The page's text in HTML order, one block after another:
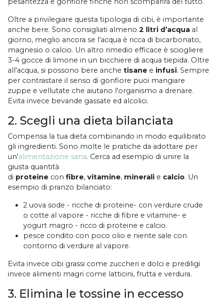
Oltre a privilegiare questa tipologia di cibi, è importante
anche bere. Sono consigliati almeno 2 litri d’acqua al
giorno, meglio ancora se l'acqua è ricca di bicarbonato,
magnesio o calcio. Un altro rimedio efficace è sciogliere
3-4 gocce di limone in un bicchiere di acqua tiepida. Oltre
all'acqua, si possono bere anche tisane e infusi. Sempre
per contrastare il senso di gonfiore puoi mangiare
zuppe e vellutate che aiutano l'organismo a drenare.
Evita invece bevande gassate ed alcolici.
2. Scegli una dieta bilanciata
Compensa la tua dieta combinando in modo equilibrato
gli ingredienti. Sono molte le pratiche da adottare per
un'alimentazione sana. Cerca ad esempio di unire la
giusta quantità
di proteine con fibre, vitamine, minerali e calcio. Un
esempio di pranzo bilanciato:
2 uova sode - ricche di proteine- con verdure crude
o cotte al vapore - ricche di fibre e vitamine- e
yogurt magro - ricco di proteine e calcio.
pesce condito con poco olio e niente sale con
contorno di verdure al vapore.
Evita invece cibi grassi come zuccheri e dolci e prediligi
invece alimenti magri come latticini, frutta e verdura.
3. Elimina le tossine in eccesso